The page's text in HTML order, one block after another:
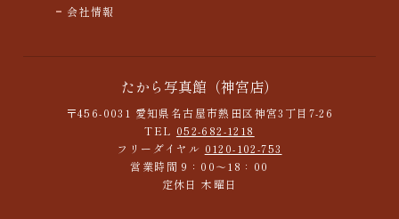
たから写真館（神宮店）
〒456-0031 愛知県名古屋市熱田区神宮3丁目7-26
TEL 052-682-1218
フリーダイヤル 0120-102-753
営業時間 9：00～18：00
定休日 木曜日
会社情報